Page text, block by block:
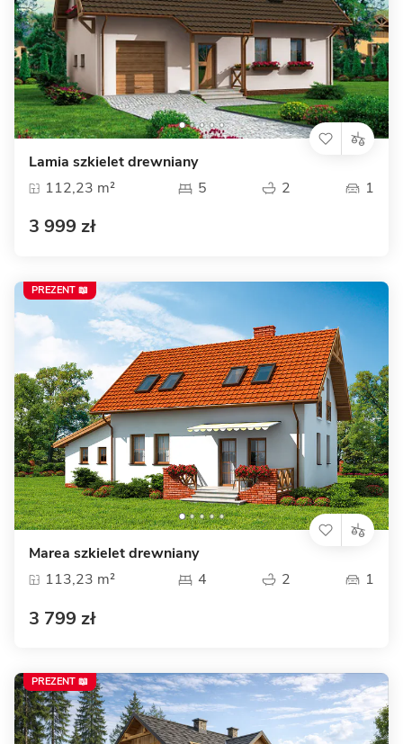
Lamia szkielet drewniany
112,23 m²
5 2 1
3 999 zł
Marea szkielet drewniany
113,23 m²
4 2 1
3 799 zł
PREZENT 📖
PREZENT 📖